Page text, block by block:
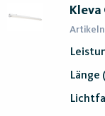
Kleva
Länge